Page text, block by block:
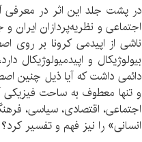
در پشت جلد این اثر در معرفی
اجتماعی و نظریه‌پردازان
ناشی از اپیدمی کرونا بر روی
بیولوژیکال و اپیدمیولوژیکال
دائمی داشت که آیا ذیل چنین
و تنها معطوف به ساحت
اجتماعی،‌ اقتصادی،‌ سیاسی،
انسانی» را نیز فهم و تفسیر کرد؟